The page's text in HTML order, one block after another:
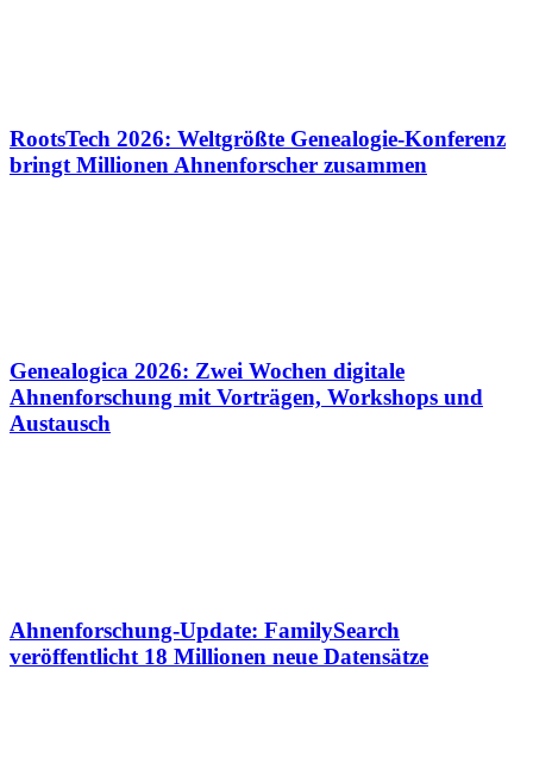
RootsTech 2026: Weltgrößte Genealogie-Konferenz
bringt Millionen Ahnenforscher zusammen
Genealogica 2026: Zwei Wochen digitale
Ahnenforschung mit Vorträgen, Workshops und
Austausch
Ahnenforschung-Update: FamilySearch
veröffentlicht 18 Millionen neue Datensätze